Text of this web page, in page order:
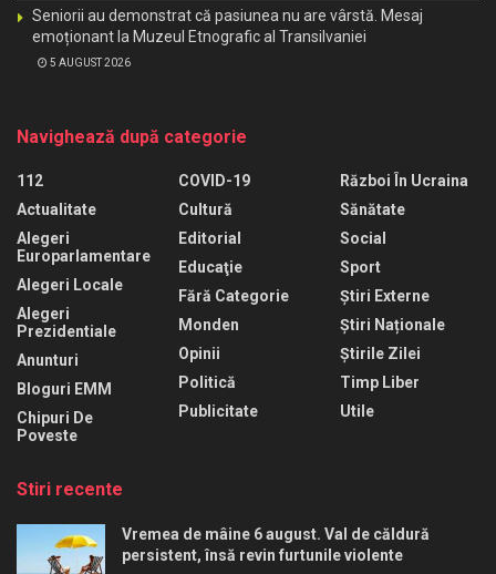
Seniorii au demonstrat că pasiunea nu are vârstă. Mesaj
emoționant la Muzeul Etnografic al Transilvaniei
5 AUGUST 2026
Navighează după categorie
112
Actualitate
Alegeri
Europarlamentare
Alegeri Locale
Alegeri
Prezidentiale
Anunturi
Bloguri EMM
Chipuri De
Poveste
COVID-19
Cultură
Editorial
Educaţie
Fără Categorie
Monden
Opinii
Politică
Publicitate
Război În Ucraina
Sănătate
Social
Sport
Știri Externe
Știri Naționale
Știrile Zilei
Timp Liber
Utile
Stiri recente
Vremea de mâine 6 august. Val de căldură
persistent, însă revin furtunile violente